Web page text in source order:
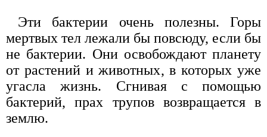
Эти бактерии очень полезны. Горы
мертвых тел лежали бы повсюду, если бы
не бактерии. Они освобождают планету
от растений и животных, в которых уже
угасла жизнь. Сгнивая с помощью
бактерий, прах трупов возвращается в
землю.